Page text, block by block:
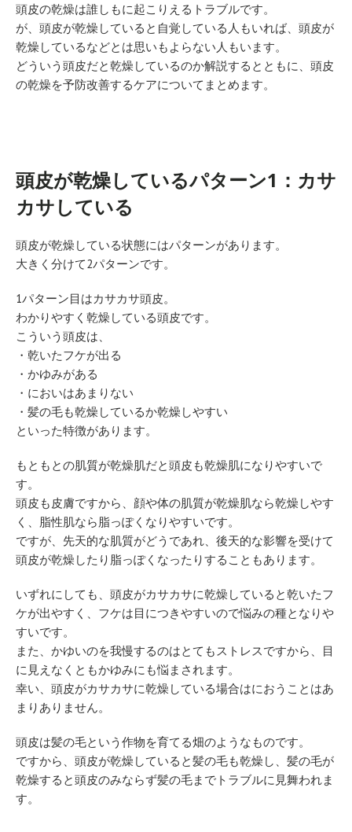
頭皮の乾燥は誰しもに起こりえるトラブルです。
が、頭皮が乾燥していると自覚している人もいれば、頭皮が
乾燥しているなどとは思いもよらない人もいます。
どういう頭皮だと乾燥しているのか解説するとともに、頭皮
の乾燥を予防改善するケアについてまとめます。
頭皮が乾燥しているパターン1：カサ
カサしている
頭皮が乾燥している状態にはパターンがあります。
大きく分けて2パターンです。
1パターン目はカサカサ頭皮。
わかりやすく乾燥している頭皮です。
こういう頭皮は、
・乾いたフケが出る
・かゆみがある
・においはあまりない
・髪の毛も乾燥しているか乾燥しやすい
といった特徴があります。
もともとの肌質が乾燥肌だと頭皮も乾燥肌になりやすいで
す。
頭皮も皮膚ですから、顔や体の肌質が乾燥肌なら乾燥しやす
く、脂性肌なら脂っぽくなりやすいです。
ですが、先天的な肌質がどうであれ、後天的な影響を受けて
頭皮が乾燥したり脂っぽくなったりすることもあります。
いずれにしても、頭皮がカサカサに乾燥していると乾いたフ
ケが出やすく、フケは目につきやすいので悩みの種となりや
すいです。
また、かゆいのを我慢するのはとてもストレスですから、目
に見えなくともかゆみにも悩まされます。
幸い、頭皮がカサカサに乾燥している場合はにおうことはあ
まりありません。
頭皮は髪の毛という作物を育てる畑のようなものです。
ですから、頭皮が乾燥していると髪の毛も乾燥し、髪の毛が
乾燥すると頭皮のみならず髪の毛までトラブルに見舞われま
す。